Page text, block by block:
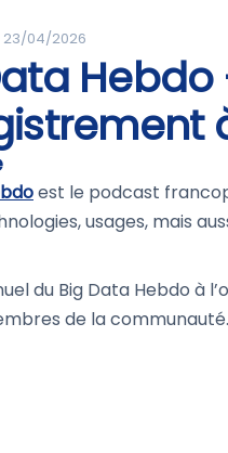
23/04/2026
Hebdo
est le podcast
usages, mais
du Big Data Hebdo à
de la communauté.